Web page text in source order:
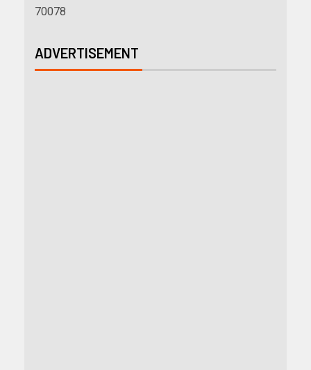
70078
ADVERTISEMENT